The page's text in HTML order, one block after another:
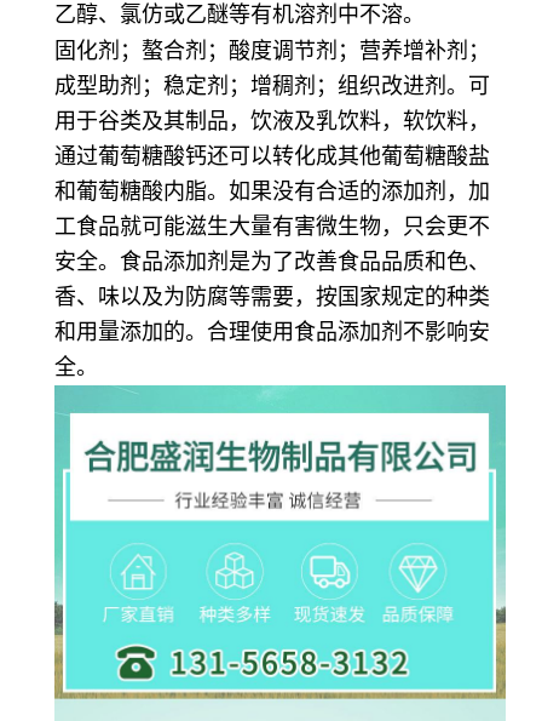
乙醇、氯仿或乙醚等有机溶剂中不溶。
固化剂；螯合剂；酸度调节剂；营养增补剂；
成型助剂；稳定剂；增稠剂；组织改进剂。可
用于谷类及其制品，饮液及乳饮料，软饮料，
通过葡萄糖酸钙还可以转化成其他葡萄糖酸盐
和葡萄糖酸内脂。 如果没有合适的添加剂，加
工食品就可能滋生大量有害微生物，只会更不
安全。食品添加剂是为了改善食品品质和色、
香、味以及为防腐等需要，按国家规定的种类
和用量添加的。合理使用食品添加剂不影响安
全。